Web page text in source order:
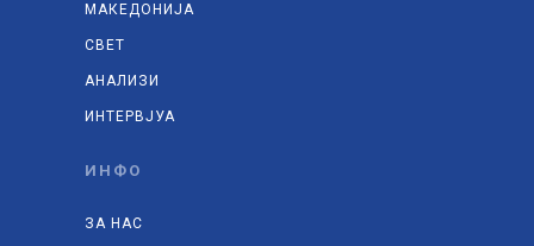
МАКЕДОНИЈА
СВЕТ
АНАЛИЗИ
ИНТЕРВЈУА
ИНФО
ЗА НАС